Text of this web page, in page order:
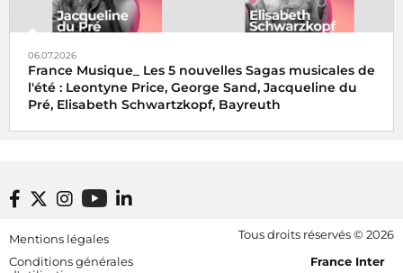
06.07.2026
France Musique_ Les 5 nouvelles Sagas musicales de
l'été : Leontyne Price, George Sand, Jacqueline du
Pré, Elisabeth Schwartzkopf, Bayreuth
Footer bottom
Mentions légales
Conditions générales
Tous droits réservés © 2026
[RDF] Pied de page - Mobile
France Inter